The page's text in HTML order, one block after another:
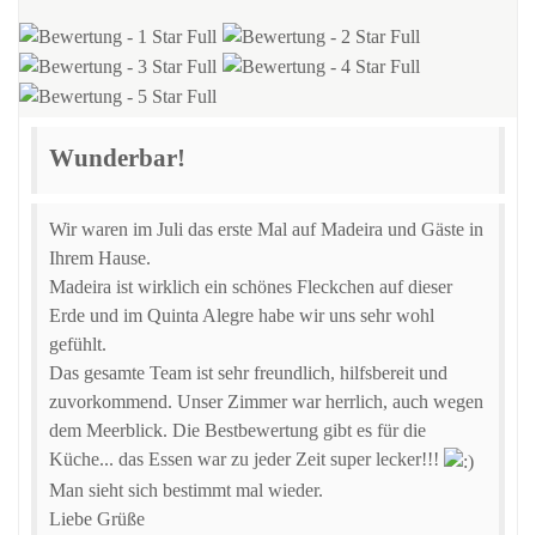
Wunderbar!
Wir waren im Juli das erste Mal auf Madeira und Gäste in
Ihrem Hause.
Madeira ist wirklich ein schönes Fleckchen auf dieser
Erde und im Quinta Alegre habe wir uns sehr wohl
gefühlt.
Das gesamte Team ist sehr freundlich, hilfsbereit und
zuvorkommend. Unser Zimmer war herrlich, auch wegen
dem Meerblick. Die Bestbewertung gibt es für die
Küche... das Essen war zu jeder Zeit super lecker!!!
Man sieht sich bestimmt mal wieder.
Liebe Grüße